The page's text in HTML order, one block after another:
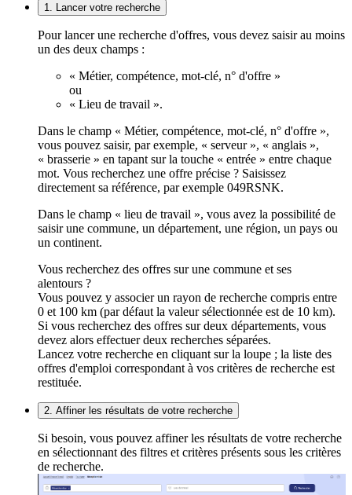
1. Lancer votre recherche
Pour lancer une recherche d'offres, vous devez saisir au moins
un des deux champs :
« Métier, compétence, mot-clé, n° d'offre »
ou
« Lieu de travail ».
Dans le champ « Métier, compétence, mot-clé, n° d'offre »,
vous pouvez saisir, par exemple, « serveur », « anglais »,
« brasserie » en tapant sur la touche « entrée » entre chaque
mot. Vous recherchez une offre précise ? Saisissez
directement sa référence, par exemple 049RSNK.
Dans le champ « lieu de travail », vous avez la possibilité de
saisir une commune, un département, une région, un pays ou
un continent.
Vous recherchez des offres sur une commune et ses
alentours ?
Vous pouvez y associer un rayon de recherche compris entre
0 et 100 km (par défaut la valeur sélectionnée est de 10 km).
Si vous recherchez des offres sur deux départements, vous
devez alors effectuer deux recherches séparées.
Lancez votre recherche en cliquant sur la loupe ; la liste des
offres d'emploi correspondant à vos critères de recherche est
restituée.
2. Affiner les résultats de votre recherche
Si besoin, vous pouvez affiner les résultats de votre recherche
en sélectionnant des filtres et critères présents sous les critères
de recherche.